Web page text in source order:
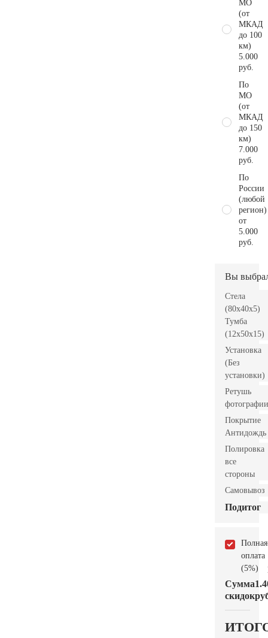
МО
(от
МКАД
до 100
км)
5.000
руб.
По
МО
(от
МКАД
до 150
км)
7.000
руб.
По
России
(любой
регион)
от
5.000
руб.
Вы
Стела
(80x40x5)
Тумба
(12x50x15)
Установка
(Без
установки)
Ретушь
фотографии
Покрытие
Антидождь
Полировка
все
стороны
Самовывоз
Подитог
Полная
оплата
(5%)
Сумма
скидок